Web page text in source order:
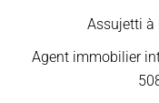
Assujetti à
Agent immobilier